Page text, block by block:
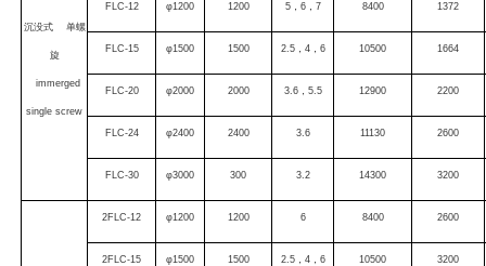
沉没式 单螺
旋
immerged
single screw
FLC-12 φ1200 1200 5，6，7 8400 1372
FLC-15 φ1500 1500 2.5，4，6 10500 1664
FLC-20 φ2000 2000 3.6，5.5 12900 2200
FLC-24 φ2400 2400 3.6 11130 2600
FLC-30 φ3000 300 3.2 14300 3200
2FLC-12 φ1200 1200 6 8400 2600
2FLC-15 φ1500 1500 2.5，4，6 10500 3200